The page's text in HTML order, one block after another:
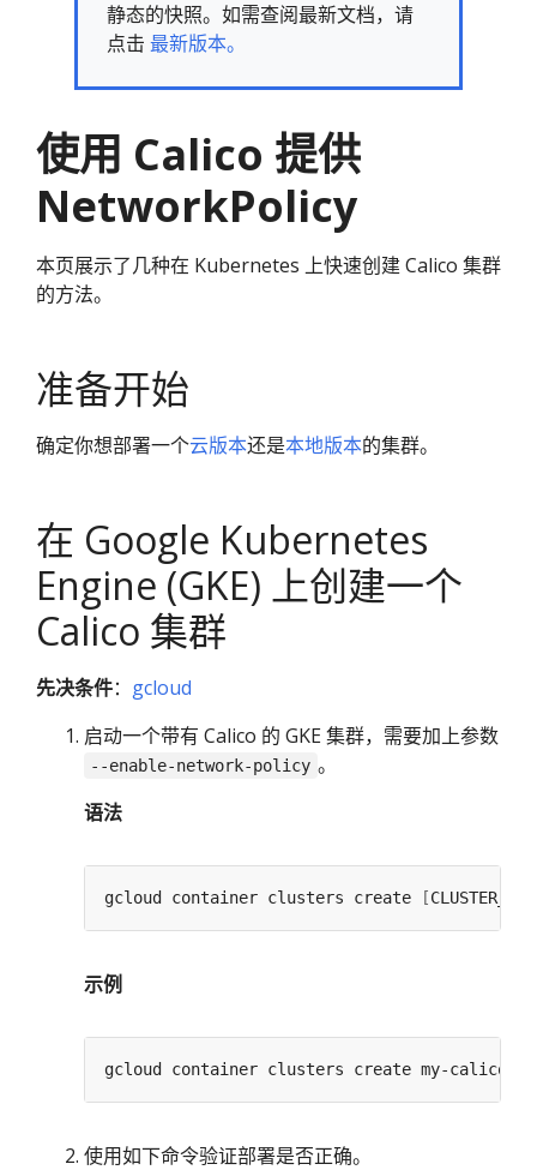
静态的快照。如需查阅最新文档，请
点击 最新版本。
使用 Calico 提供
NetworkPolicy
本页展示了几种在 Kubernetes 上快速创建 Calico 集群
的方法。
准备开始
确定你想部署一个云版本还是本地版本的集群。
在 Google Kubernetes
Engine (GKE) 上创建一个
Calico 集群
先决条件： gcloud
启动一个带有 Calico 的 GKE 集群，需要加上参数
--enable-network-policy 。
语法
gcloud container clusters create [
示例
使用如下命令验证部署是否正确。